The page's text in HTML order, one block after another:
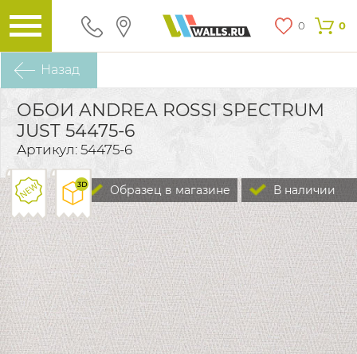
0 0
Назад
ОБОИ ANDREA ROSSI SPECTRUM
JUST 54475-6
Артикул: 54475-6
В наличии
Образец в магазине